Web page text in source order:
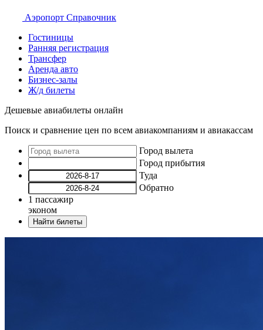
Аэропорт Справочник
Гостиницы
Ранняя регистрация
Трансфер
Аренда авто
Бизнес-залы
Ж/д билеты
Дешевые авиабилеты онлайн
Поиск и сравнение цен по всем авиакомпаниям и авиакассам
Город вылета
Город прибытия
Туда
Обратно
1 пассажир
эконом
Найти билеты